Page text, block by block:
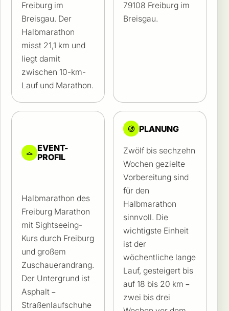
Freiburg im
Breisgau. Der
Halbmarathon
misst 21,1 km und
liegt damit
zwischen 10-km-
Lauf und Marathon.
79108 Freiburg im
Breisgau.
EVENT-
PROFIL
Halbmarathon des
Freiburg Marathon
mit Sightseeing-
Kurs durch Freiburg
und großem
Zuschauerandrang.
Der Untergrund ist
Asphalt –
Straßenlaufschuhe
PLANUNG
Zwölf bis sechzehn
Wochen gezielte
Vorbereitung sind
für den
Halbmarathon
sinnvoll. Die
wichtigste Einheit
ist der
wöchentliche lange
Lauf, gesteigert bis
auf 18 bis 20 km –
zwei bis drei